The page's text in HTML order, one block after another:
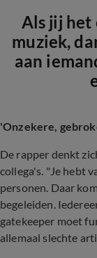
Als jij het
muziek,
aan
'Onzekere,
De rapper denkt
collega's. "Je hebt
personen. Daar
begeleiden.
gatekeeper moet
allemaal slechte